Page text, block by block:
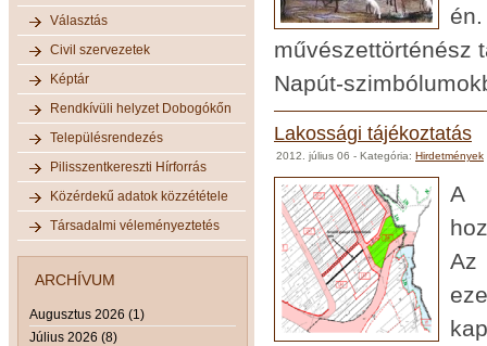
Választás
Civil szervezetek
Képtár
Rendkívüli helyzet Dobogókőn
Településrendezés
Pilisszentkereszti Hírforrás
Közérdekű adatok közzététele
Társadalmi véleményeztetés
ARCHÍVUM
Augusztus 2026 (1)
Július 2026 (8)
művészettörténész
Napút-
Lakossági tájékoztatás
2012. július 06 - Kategória: Hirdetmények
A
Az